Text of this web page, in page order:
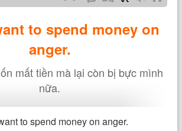
to spend money on
anger.
mất tiền mà lại còn bị bực mình
nữa.
to spend money on anger.